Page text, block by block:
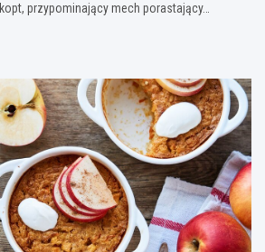
przypominający mech porastający…